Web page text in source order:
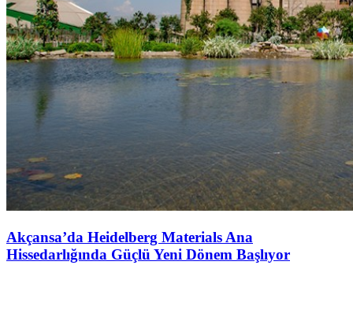
Akçansa’da Heidelberg Materials Ana
Hissedarlığında Güçlü Yeni Dönem Başlıyor